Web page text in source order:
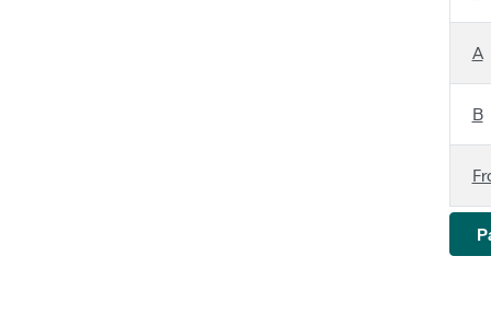
A
B